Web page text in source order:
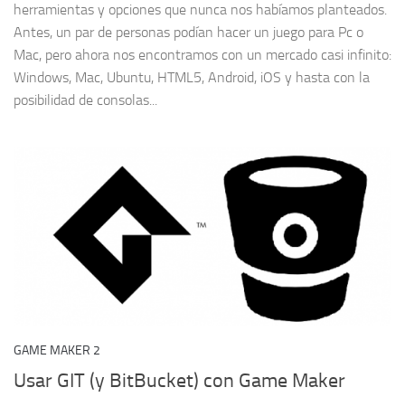
herramientas y opciones que nunca nos habíamos planteados.
Antes, un par de personas podían hacer un juego para Pc o
Mac, pero ahora nos encontramos con un mercado casi infinito:
Windows, Mac, Ubuntu, HTML5, Android, iOS y hasta con la
posibilidad de consolas...
GAME MAKER 2
Usar GIT (y BitBucket) con Game Maker